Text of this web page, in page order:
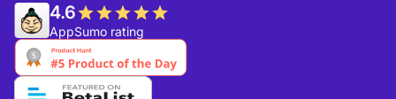
4.6
AppSumo rating